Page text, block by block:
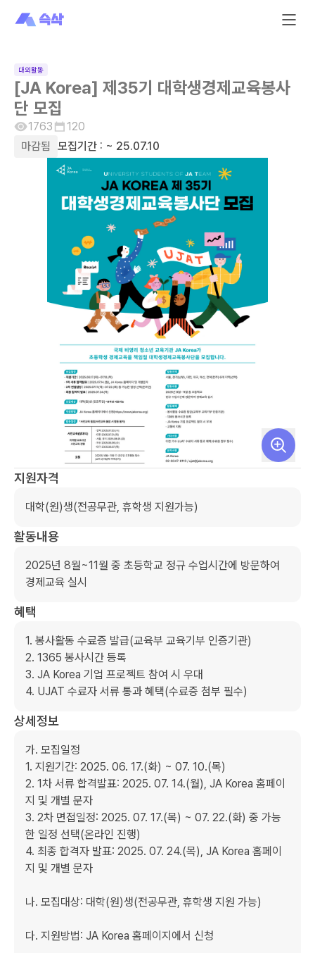
대외활동
[JA Korea] 제35기 대학생경제교육봉사
단 모집
1763
120
마감됨
모집기간 : ~ 25.07.10
지원자격
대학(원)생(전공무관, 휴학생 지원가능)
활동내용
2025년 8월~11월 중 초등학교 정규 수업시간에 방문하여
경제교육 실시
혜택
1. 봉사활동 수료증 발급(교육부 교육기부 인증기관)
2. 1365 봉사시간 등록
3. JA Korea 기업 프로젝트 참여 시 우대
4. UJAT 수료자 서류 통과 혜택(수료증 첨부 필수)
상세정보
가. 모집일정
1. 지원기간: 2025. 06. 17.(화) ~ 07. 10.(목)
2. 1차 서류 합격발표: 2025. 07. 14.(월), JA Korea 홈페이
지 및 개별 문자
3. 2차 면접일정: 2025. 07. 17.(목) ~ 07. 22.(화) 중 가능
한 일정 선택(온라인 진행)
4. 최종 합격자 발표: 2025. 07. 24.(목), JA Korea 홈페이
지 및 개별 문자
나. 모집대상: 대학(원)생(전공무관, 휴학생 지원 가능)
다. 지원방법: JA Korea 홈페이지에서 신청